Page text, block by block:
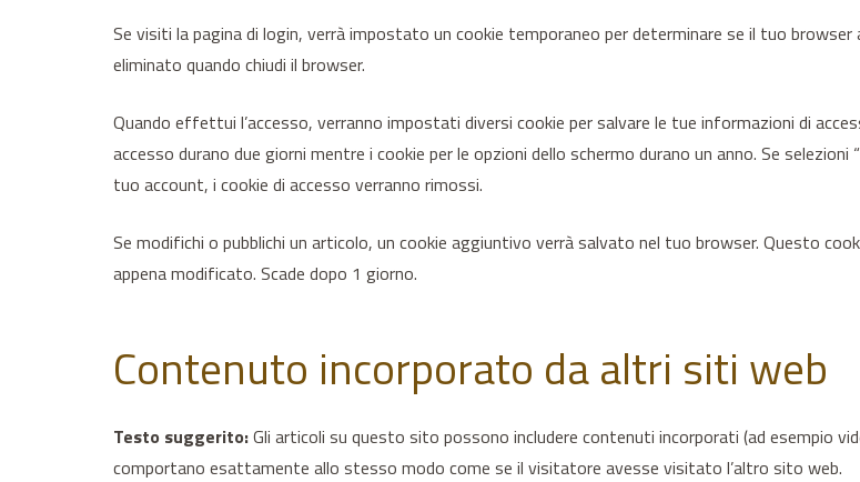
Se visiti la pagina di login, verrà impostato un cookie temporaneo per determinare se il tuo
eliminato quando chiudi il browser.
Quando effettui l’accesso, verranno impostati diversi cookie per salvare le tue informazioni di
accesso durano due giorni mentre i cookie per le opzioni dello schermo durano un anno. Se
tuo account, i cookie di accesso verranno rimossi.
Se modifichi o pubblichi un articolo, un cookie aggiuntivo verrà salvato nel tuo browser. Questo
appena modificato. Scade dopo 1 giorno.
Contenuto incorporato da altri siti web
Testo suggerito:Gli articoli su questo sito possono includere contenuti incorporati (ad esempio
comportano esattamente allo stesso modo come se il visitatore avesse visitato l’altro sito web.